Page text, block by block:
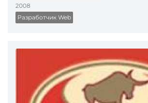
2008
Разработчик Web